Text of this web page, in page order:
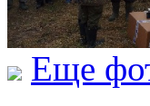
Еще